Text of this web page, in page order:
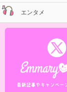
エンタメ